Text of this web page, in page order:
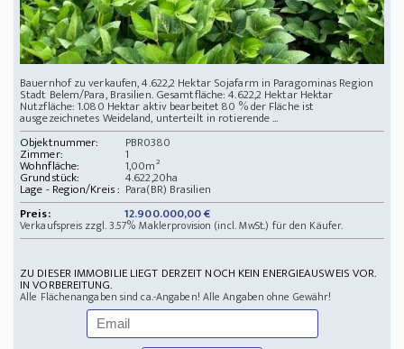
Bauernhof zu verkaufen, 4.622,2 Hektar Sojafarm in Paragominas Region
Stadt Belem/Para, Brasilien. Gesamtfläche: 4.622,2 Hektar Hektar
Nutzfläche: 1.080 Hektar aktiv bearbeitet 80 % der Fläche ist
ausgezeichnetes Weideland, unterteilt in rotierende ...
Objektnummer:
PBR0380
Zimmer: 1
Wohnfläche: 1,00m²
Grundstück: 4.622,20ha
Lage - Region/Kreis : Para(BR) Brasilien
Preis:
12.900.000,00 €
Verkaufspreis zzgl. 3.57% Maklerprovision (incl. MwSt.) für den Käufer.
ZU DIESER IMMOBILIE LIEGT DERZEIT NOCH KEIN ENERGIEAUSWEIS VOR.
IN VORBEREITUNG.
Alle Flächenangaben sind ca.-Angaben! Alle Angaben ohne Gewähr!